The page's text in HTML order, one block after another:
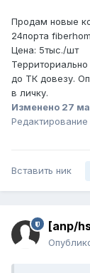
Продам новые
24порта
Цена: 5тыс./шт
до ТК довезу.
в личку.
Изменено 27
Редактирование
Вставить ник
[anp/